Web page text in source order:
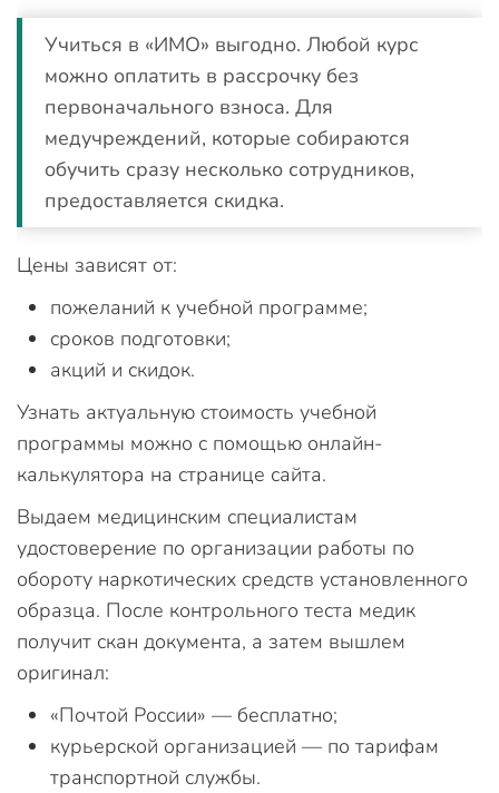
Учиться в «ИМО» выгодно. Любой курс
можно оплатить в рассрочку без
первоначального взноса. Для
медучреждений, которые собираются
обучить сразу несколько сотрудников,
предоставляется скидка.
Цены зависят от:
пожеланий к учебной программе;
сроков подготовки;
акций и скидок.
Узнать актуальную стоимость учебной
программы можно с помощью онлайн-
калькулятора на странице сайта.
Выдаем медицинским специалистам
удостоверение по организации работы по
обороту наркотических средств установленного
образца. После контрольного теста медик
получит скан документа, а затем вышлем
оригинал:
«Почтой России» — бесплатно;
курьерской организацией — по тарифам
транспортной службы.